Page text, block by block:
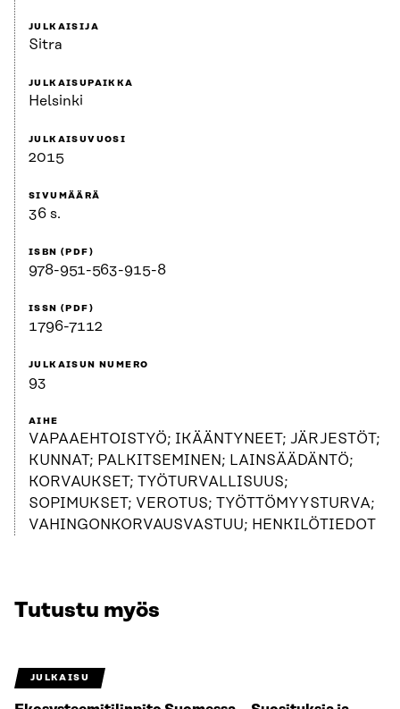
JULKAISIJA
Sitra
JULKAISUPAIKKA
Helsinki
JULKAISUVUOSI
2015
SIVUMÄÄRÄ
36 s.
ISBN (PDF)
978-951-563-915-8
ISSN (PDF)
1796-7112
JULKAISUN NUMERO
93
AIHE
VAPAAEHTOISTYÖ; IKÄÄNTYNEET; JÄRJESTÖT;
KUNNAT; PALKITSEMINEN; LAINSÄÄDÄNTÖ;
KORVAUKSET; TYÖTURVALLISUUS;
SOPIMUKSET; VEROTUS; TYÖTTÖMYYSTURVA;
VAHINGONKORVAUSVASTUU; HENKILÖTIEDOT
Tutustu myös
JULKAISU